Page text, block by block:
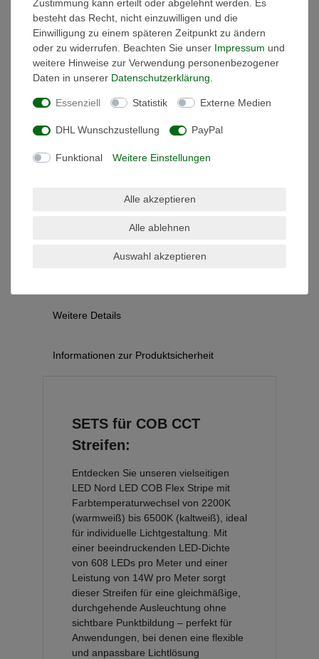
Netzteil Trafo
KonstantSpannung DC LED
Nord 60W-500Watt 24V
IP67extrem flach
UVP 26,30 € ab 21,18 € *
Artikel anzeigen
inkl. ges. MwSt. zzgl.
Weitere Details
Informationen zur Produktsicherheit
SETS für COB CCT
Streifen:
Entdecken Sie unseren vielseitigen
LED Nord LED COB Flex Stripe mit
Farbtemperaturwechsel von 2200K
(warmweiß) bis 6500K (kaltweiß), ideal
für individuelle Lichtgestaltung. Mit
einer beeindruckenden LED-Dichte
von 608 LEDs pro Meter und einer
Leistung von 14W pro Meter sorgt
dieser Streifen für eine gleichmäßige,
durchgehende Ausleuchtung ohne
sichtbare Punktbildung – perfekt für
Anwendungen, bei denen eine flexible
und anpassbare Lichtlösung
Zustimmung kann erteilt oder abgelehnt werden. Es
besteht das Recht, nicht einzuwilligen und die
Einwilligung zu einem späteren Zeitpunkt zu ändern
oder zu widerrufen. Beachten Sie unser Impressum und
weitere Hinweise zur Verwendung personenbezogener
Daten in unserer Daten­schutz­erklärung
Essenziell Statistik Externe Medien
DHL Wunschzustellung PayPal
Funktional Weitere Einstellungen
Alle akzeptieren
Alle ablehnen
Auswahl akzeptieren